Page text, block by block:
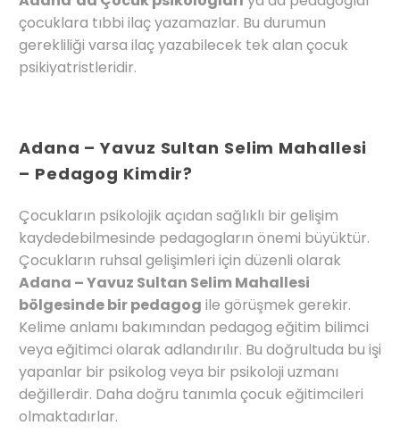
çocuklara tıbbi ilaç yazamazlar. Bu durumun
gerekliliği varsa ilaç yazabilecek tek alan çocuk
psikiyatristleridir.
Adana – Yavuz Sultan Selim Mahallesi
– Pedagog Kimdir?
Çocukların psikolojik açıdan sağlıklı bir gelişim
kaydedebilmesinde pedagogların önemi büyüktür.
Çocukların ruhsal gelişimleri için düzenli olarak
Adana – Yavuz Sultan Selim Mahallesi
bölgesinde bir pedagog ile görüşmek gerekir.
Kelime anlamı bakımından pedagog eğitim bilimci
veya eğitimci olarak adlandırılır. Bu doğrultuda bu işi
yapanlar bir psikolog veya bir psikoloji uzmanı
değillerdir. Daha doğru tanımla çocuk eğitimcileri
olmaktadırlar.